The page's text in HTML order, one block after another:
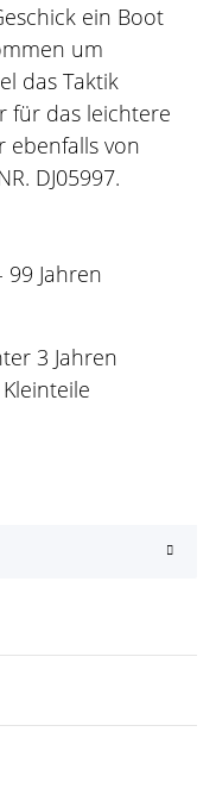
ein Boot
um
das Taktik
für das leichtere
ebenfalls von
DJ05997.
Jahren
3 Jahren